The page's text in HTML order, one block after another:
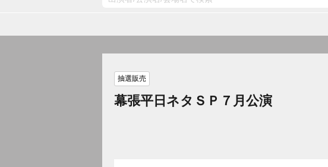
抽選販売
幕張平日ネタＳＰ７月公演